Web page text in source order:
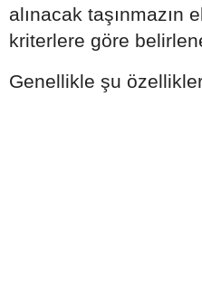
alınacak taşınmazın
kriterlere göre
Genellikle şu